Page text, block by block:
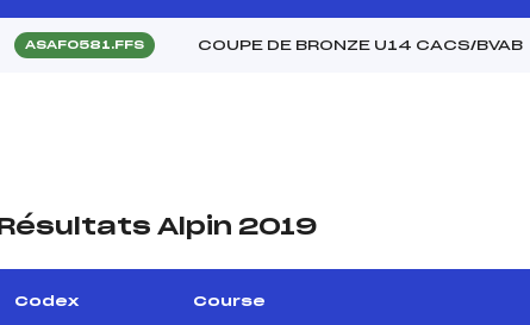
ASAF0581.FFS COUPE DE BRONZE U14 CACS/BVAB
Résultats Alpin 2019
Codex Course